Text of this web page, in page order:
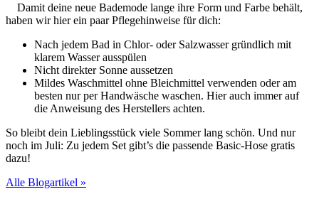
Damit deine neue Bademode lange ihre Form und Farbe behält,
haben wir hier ein paar Pflegehinweise für dich:
Nach jedem Bad in Chlor- oder Salzwasser gründlich mit
klarem Wasser ausspülen
Nicht direkter Sonne aussetzen
Mildes Waschmittel ohne Bleichmittel verwenden oder am
besten nur per Handwäsche waschen. Hier auch immer auf
die Anweisung des Herstellers achten.
So bleibt dein Lieblingsstück viele Sommer lang schön. Und nur
noch im Juli: Zu jedem Set gibt’s die passende Basic-Hose gratis
dazu!
Alle Blogartikel »